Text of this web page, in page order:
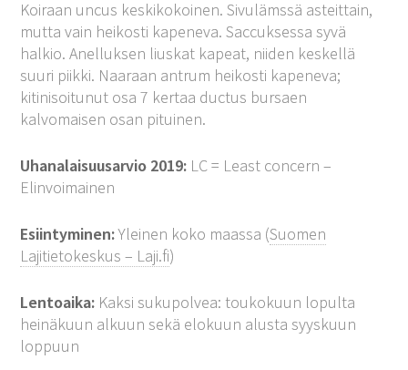
Koiraan uncus keskikokoinen. Sivulämssä asteittain,
mutta vain heikosti kapeneva. Saccuksessa syvä
halkio. Anelluksen liuskat kapeat, niiden keskellä
suuri piikki. Naaraan antrum heikosti kapeneva;
kitinisoitunut osa 7 kertaa ductus bursaen
kalvomaisen osan pituinen.
Uhanalaisuusarvio 2019: LC = Least concern –
Elinvoimainen
Esiintyminen:Yleinen koko maassa (Suomen
Lajitietokeskus – Laji.fi)
Lentoaika: Kaksi sukupolvea: toukokuun lopulta
heinäkuun alkuun sekä elokuun alusta syyskuun
loppuun